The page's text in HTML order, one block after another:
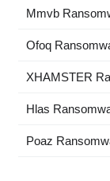
Mmvb
Ofoq
XHAMSTER
Hlas
Poaz